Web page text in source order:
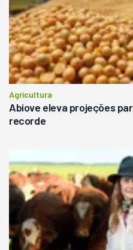
Agricultura
Abiove eleva projeções
recorde